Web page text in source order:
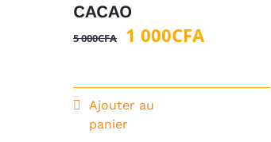
CACAO
5 000CFA
Le
initial
était :
5
1 000CFALe
actuel
Ajouter au
panier